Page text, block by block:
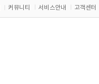
커뮤니티 서비스안내 고객센터